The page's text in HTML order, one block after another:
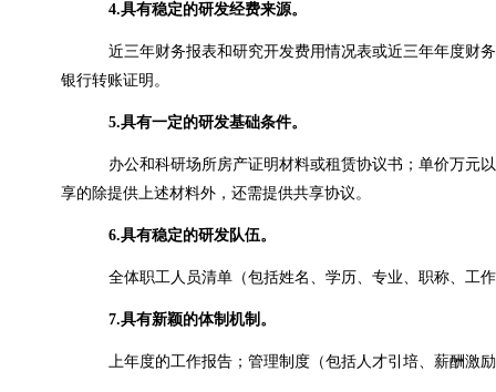
4.具有稳定的研发经费来源。
近三年财务报表和研究开发费用情况表或近三年年度财
银行转账证明。
5.具有一定的研发基础条件。
办公和科研场所房产证明材料或租赁协议书；单价万元
享的除提供上述材料外，还需提供共享协议。
6.具有稳定的研发队伍。
全体职工人员清单（包括姓名、学历、专业、职称、工
7.具有新颖的体制机制。
上年度的工作报告；管理制度（包括人才引培、薪酬激